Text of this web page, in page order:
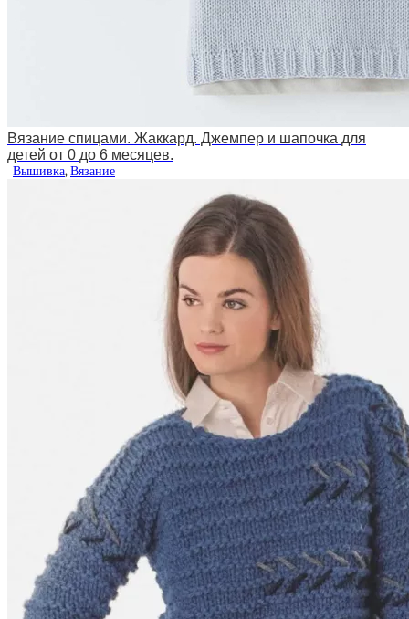
Вязание спицами. Жаккард. Джемпер и шапочка для
детей от 0 до 6 месяцев.
Вышивка,Вязание